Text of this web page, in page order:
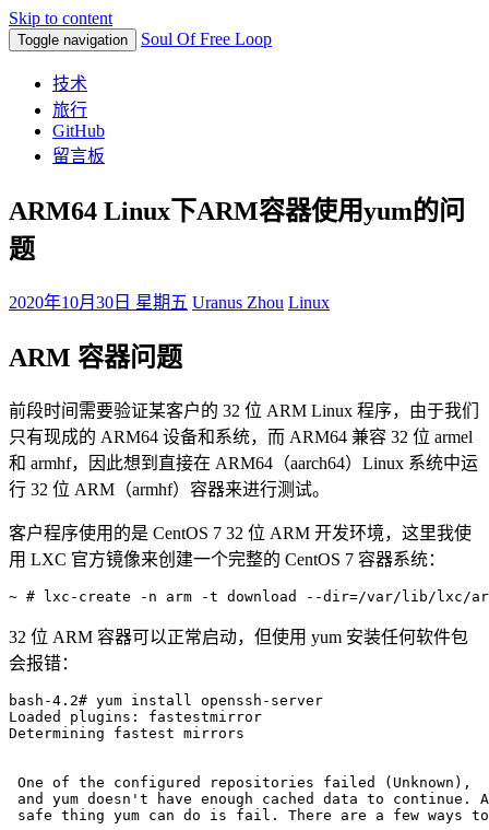
Skip to content
Toggle navigation Soul Of Free Loop
技术
旅行
GitHub
留言板
ARM64 Linux下ARM容器使用yum的问
题
2020年10月30日 星期五 Uranus Zhou Linux
ARM 容器问题
前段时间需要验证某客户的 32 位 ARM Linux 程序，由于我们
只有现成的 ARM64 设备和系统，而 ARM64 兼容 32 位 armel
和 armhf，因此想到直接在 ARM64（aarch64）Linux 系统中运
行 32 位 ARM（armhf）容器来进行测试。
客户程序使用的是 CentOS 7 32 位 ARM 开发环境，这里我使
用 LXC 官方镜像来创建一个完整的 CentOS 7 容器系统：
32 位 ARM 容器可以正常启动，但使用 yum 安装任何软件包
会报错：
bash-4.2# yum install openssh-server
Loaded plugins: fastestmirror
Determining fastest mirrors
One of the configured repositories failed (Unknown),
and yum doesn't have enough cached data to
safe thing yum can do is fail. There are a few ways